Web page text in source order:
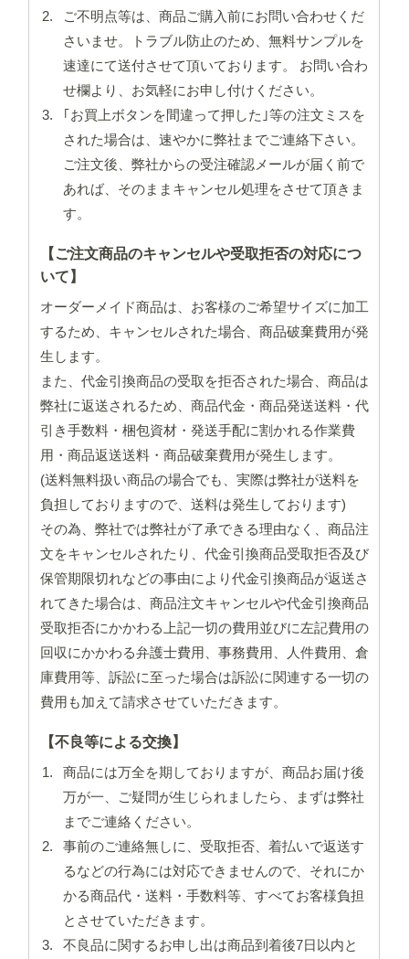
ご不明点等は、商品ご購入前にお問い合わせくだ
さいませ。トラブル防止のため、無料サンプルを
速達にて送付させて頂いております。 お問い合わ
せ欄より、お気軽にお申し付けください。
｢お買上ボタンを間違って押した｣等の注文ミスを
された場合は、速やかに弊社までご連絡下さい。
ご注文後、弊社からの受注確認メールが届く前で
あれば、そのままキャンセル処理をさせて頂きま
す。
【ご注文商品のキャンセルや受取拒否の対応につ
いて】
オーダーメイド商品は、お客様のご希望サイズに加工
するため、キャンセルされた場合、商品破棄費用が発
生します。
また、代金引換商品の受取を拒否された場合、商品は
弊社に返送されるため、商品代金・商品発送送料・代
引き手数料・梱包資材・発送手配に割かれる作業費
用・商品返送送料・商品破棄費用が発生します。
(送料無料扱い商品の場合でも、実際は弊社が送料を
負担しておりますので、送料は発生しております)
その為、弊社では弊社が了承できる理由なく、商品注
文をキャンセルされたり、代金引換商品受取拒否及び
保管期限切れなどの事由により代金引換商品が返送さ
れてきた場合は、商品注文キャンセルや代金引換商品
受取拒否にかかわる上記一切の費用並びに左記費用の
回収にかかわる弁護士費用、事務費用、人件費用、倉
庫費用等、訴訟に至った場合は訴訟に関連する一切の
費用も加えて請求させていただきます。
【不良等による交換】
商品には万全を期しておりますが、商品お届け後
万が一、ご疑問が生じられましたら、まずは弊社
までご連絡ください。
事前のご連絡無しに、受取拒否、着払いで返送す
るなどの行為には対応できませんので、それにか
かる商品代・送料・手数料等、すべてお客様負担
とさせていただきます。
不良品に関するお申し出は商品到着後7日以内と